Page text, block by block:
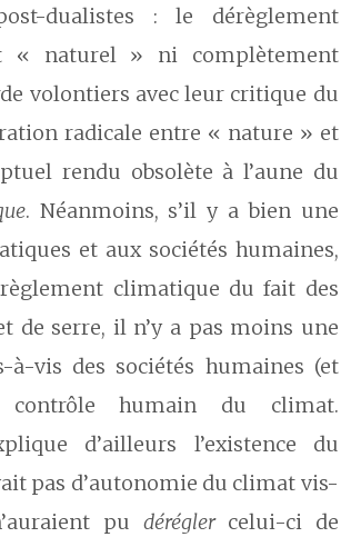
dualistes : le dérèglement
« naturel » ni complètement
volontiers avec leur critique du
radicale entre « nature » et
rendu obsolète à l’aune du
. Néanmoins, s’il y a bien une
et aux sociétés humaines,
climatique du fait des
de serre, il n’y a pas moins une
vis des sociétés humaines (et
contrôle humain du climat.
d’ailleurs l’existence du
pas d’autonomie du climat vis-
pu déréglercelui-ci de